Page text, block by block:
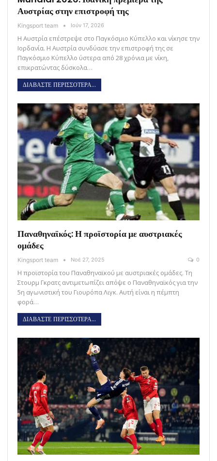
Αυστρίας στην επιστροφή της
Kingsport team Ιούν 17, 2026
Η Αυστρία επέστρεψε στο Παγκόσμιο Κύπελλο και νίκησε την
Ιορδανία. Η Αυστρία συνδύασε την επιστροφή της σε
Παγκόσμιο Κύπελλο ύστερα από 28 χρόνια με νίκη,
επικρατώντας δύσκολα…
ΔΙΑΒΑΣΤΕ ΠΕΡΙΣΣΟΤΕΡΑ...
Παναθηναϊκός: Η προϊστορία με αυστριακές
ομάδες
Kingsport team Νοέ 27, 2025 0
Η προϊστορία του Παναθηναϊκού με αυστριακές ομάδες. Τη
Στουρμ Γκρατς αντιμετωπίζει απόψε ο Παναθηναϊκός για την
5η αγωνιστική του Γιουρόπα Λιγκ. Αυτή είναι η πέμπτη
φορά…
ΔΙΑΒΑΣΤΕ ΠΕΡΙΣΣΟΤΕΡΑ...